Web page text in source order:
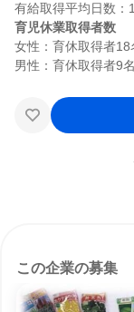
育児休業取得者数
女性：育休取得者18
この企業の募集